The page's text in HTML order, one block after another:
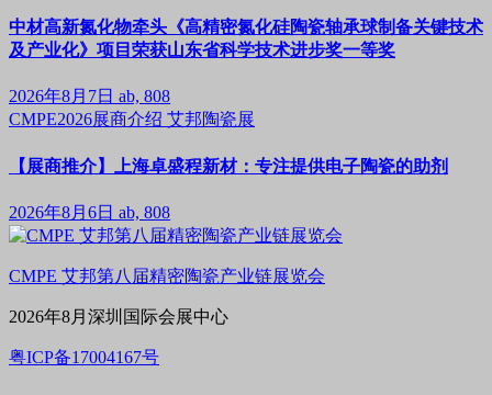
中材高新氮化物牵头《高精密氮化硅陶瓷轴承球制备关键技术
及产业化》项目荣获山东省科学技术进步奖一等奖
2026年8月7日 ab, 808
CMPE2026展商介绍 艾邦陶瓷展
【展商推介】上海卓盛程新材：专注提供电子陶瓷的助剂
2026年8月6日 ab, 808
CMPE 艾邦第八届精密陶瓷产业链展览会
2026年8月深圳国际会展中心
粤ICP备17004167号